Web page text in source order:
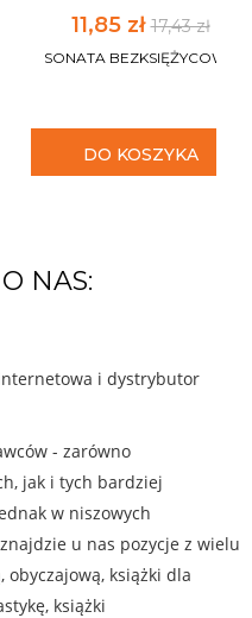
11,85 zł17,43 zł
SONATA BEZKSIĘŻYCOWA
DO KOSZYKA
NAS:
i dystrybutor
- zarówno
jak i tych bardziej
w niszowych
u nas pozycje z wielu
książki dla
książki